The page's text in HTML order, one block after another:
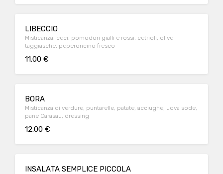
LIBECCIO
Misticanza, ceci, pomodori gialli e rossi, cetrioli, olive
taggiasche, peperoncino fresco
11.00 €
BORA
Misticanza di verdure, puntarelle, patate, acciughe, uova sode,
pane Carasau, dressing
12.00 €
INSALATA SEMPLICE PICCOLA